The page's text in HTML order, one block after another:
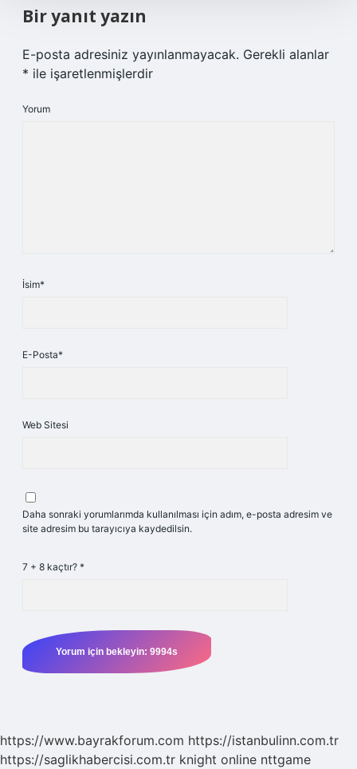
Bir yanıt yazın
E-posta adresiniz yayınlanmayacak. Gerekli alanlar
* ile işaretlenmişlerdir
Yorum
İsim*
E-Posta*
Web Sitesi
Daha sonraki yorumlarımda kullanılması için adım, e-posta adresim ve
site adresim bu tarayıcıya kaydedilsin.
7 + 8 kaçtır? *
https://www.bayrakforum.com https://istanbulinn.com.tr
https://saglikhabercisi.com.tr knight online nttgame